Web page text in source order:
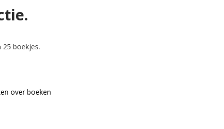
25 boekjes.
over boeken